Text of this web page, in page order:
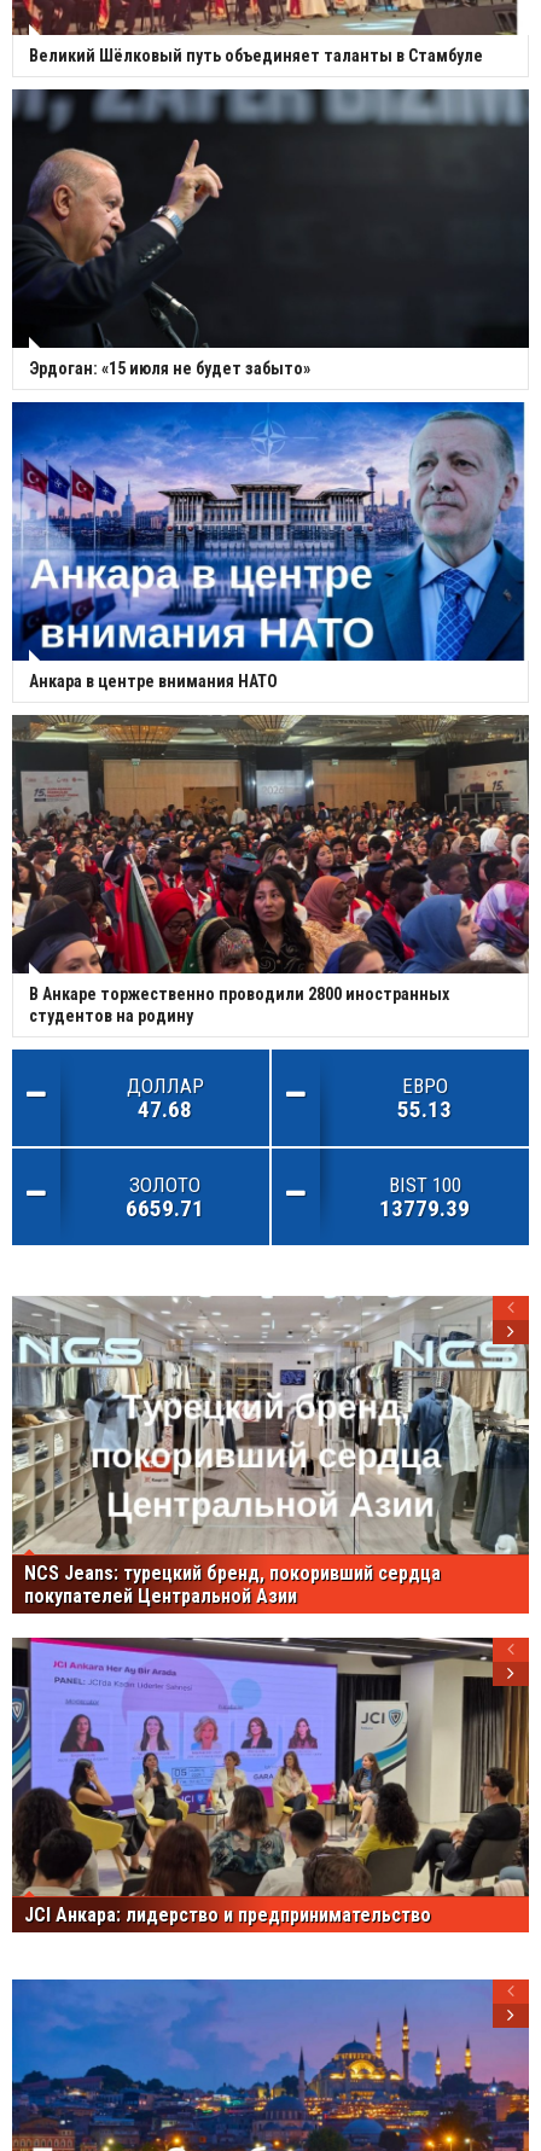
Великий Шёлковый путь объединяет таланты в Стамбуле
Эрдоган: «15 июля не будет забыто»
Анкара в центре внимания НАТО
В Анкаре торжественно проводили 2800 иностранных
студентов на родину
ДОЛЛАР
47.68
ЕВРО
55.13
ЗОЛОТО
6659.71
BIST 100
13779.39
NCS Jeans: турецкий бренд, покоривший сердца
покупателей Центральной Азии
JCI Анкара: лидерство и предпринимательство